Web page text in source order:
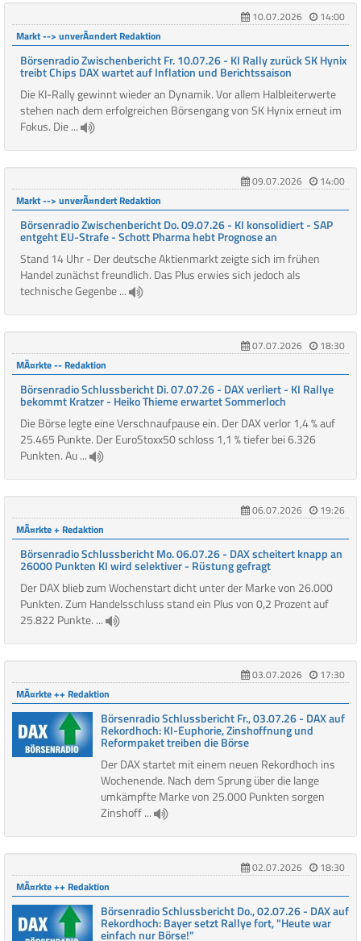
10.07.2026
14:00
Markt --> unverÃ¤ndert Redaktion
Börsenradio Zwischenbericht Fr. 10.07.26 - KI Rally zurück SK Hynix
treibt Chips DAX wartet auf Inflation und Berichtssaison
Die KI-Rally gewinnt wieder an Dynamik. Vor allem Halbleiterwerte
stehen nach dem erfolgreichen Börsengang von SK Hynix erneut im
Fokus. Die ...
09.07.2026
14:00
Markt --> unverÃ¤ndert Redaktion
Börsenradio Zwischenbericht Do. 09.07.26 - KI konsolidiert - SAP
entgeht EU-Strafe - Schott Pharma hebt Prognose an
Stand 14 Uhr - Der deutsche Aktienmarkt zeigte sich im frühen
Handel zunächst freundlich. Das Plus erwies sich jedoch als
technische Gegenbe ...
07.07.2026
18:30
MÃ¤rkte -- Redaktion
Börsenradio Schlussbericht Di. 07.07.26 - DAX verliert - KI Rallye
bekommt Kratzer - Heiko Thieme erwartet Sommerloch
Die Börse legte eine Verschnaufpause ein. Der DAX verlor 1,4 % auf
25.465 Punkte. Der EuroStoxx50 schloss 1,1 % tiefer bei 6.326
Punkten. Au ...
06.07.2026
19:26
MÃ¤rkte + Redaktion
Börsenradio Schlussbericht Mo. 06.07.26 - DAX scheitert knapp an
26000 Punkten KI wird selektiver - Rüstung gefragt
Der DAX blieb zum Wochenstart dicht unter der Marke von 26.000
Punkten. Zum Handelsschluss stand ein Plus von 0,2 Prozent auf
25.822 Punkte. ...
03.07.2026
17:30
MÃ¤rkte ++ Redaktion
Börsenradio Schlussbericht Fr., 03.07.26 - DAX auf
Rekordhoch: KI-Euphorie, Zinshoffnung und
Reformpaket treiben die Börse
Der DAX startet mit einem neuen Rekordhoch ins
Wochenende. Nach dem Sprung über die lange
umkämpfte Marke von 25.000 Punkten sorgen
Zinshoff ...
02.07.2026
18:30
MÃ¤rkte ++ Redaktion
Börsenradio Schlussbericht Do., 02.07.26 - DAX auf
Rekordhoch: Bayer setzt Rallye fort, "Heute war
einfach nur Börse!"